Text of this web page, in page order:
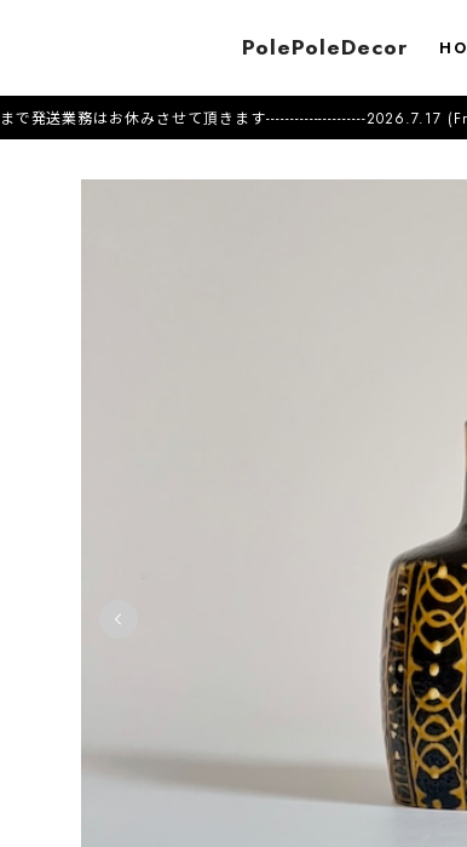
PolePoleDecor
みさせて頂きます---------------------2026.7.17 (Fri) 18:00-